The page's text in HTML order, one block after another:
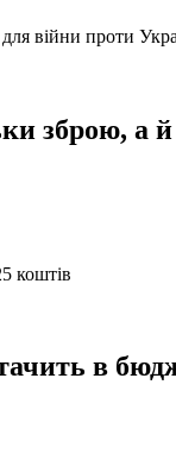
зброю,
в